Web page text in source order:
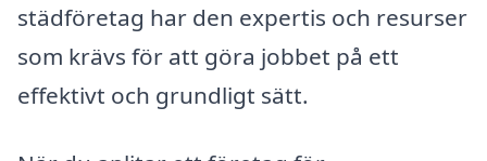
städföretag har den expertis och resurser
som krävs för att göra jobbet på ett
effektivt och grundligt sätt.